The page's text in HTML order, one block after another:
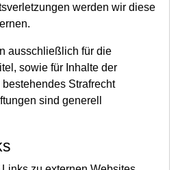
werden wir diese
ausschließlich für die
sowie für Inhalte der
Strafrecht
sind generell